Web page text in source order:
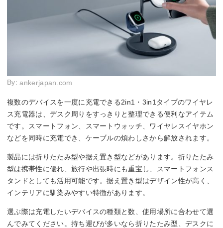
By:ankerjapan.com
複数のデバイスを一度に充電できる2in1・3in1タイプのワイヤレ
ス充電器は、デスク周りをすっきりと整理できる便利なアイテム
です。スマートフォン、スマートウォッチ、ワイヤレスイヤホン
などを同時に充電でき、ケーブルの煩わしさから解放されます。
製品には折りたたみ型や据え置き型などがあります。折りたたみ
型は携帯性に優れ、旅行や出張時にも重宝し、スマートフォンス
タンドとしても活用可能です。据え置き型はデザイン性が高く、
インテリアに馴染みやすい特徴があります。
選ぶ際は充電したいデバイスの種類と数、使用場所に合わせて選
んでみてください。持ち運びが多いなら折りたたみ型、デスクに